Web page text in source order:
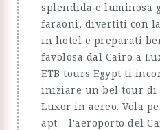
splendida e luminosa
faraoni, divertiti con
in hotel e preparati
favolosa dal Cairo a
ETB tours Egypt ti
iniziare un bel tour di
Luxor in aereo. Vola
apt – l'aeroporto del